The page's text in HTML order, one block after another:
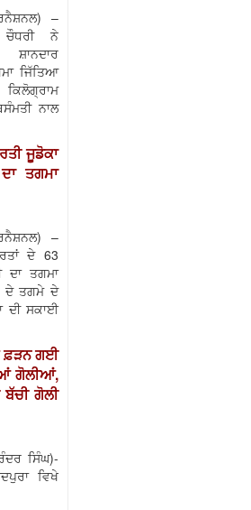
–
ਚੌਧਰੀ ਨੇ
ਜਿੱਤਿਆ
ਨਾਲ
ਜੂਡੋਕਾ
ਤਗਮਾ
–
ਦੇ 63
ਦਾ ਤਗਮਾ
ਦੇ ਤਗਮੇ ਦੇ
ਦੀ ਸਕਾਈ
ਫ਼ੜਨ ਗਈ
ਗੋਲੀਆਂ,
ਗੋਲੀ
ਸਿੰਘ)-
ਵਿਖੇ